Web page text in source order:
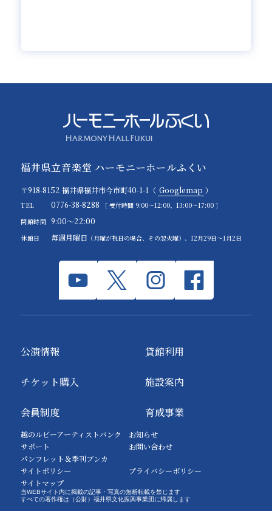
福井県立音楽堂 ハーモニーホールふくい
〒918-8152 福井県福井市今市町40-1-1（ Googlemap ）
TEL 0776-38-8288
［ 受付時間 9:00～12:00、13:00～17:00 ］
開館時間 9:00～22:00
休館日 毎週月曜日 （月曜が祝日の場合、その翌火曜）、12月29日～1月2日
公演情報
チケット購入
会員制度
貸館利用
施設案内
育成事業
越のルビーアーティストバンク
サポート
パンフレット＆季刊ブンカ
お知らせ
お問い合わせ
サイトポリシー
プライバシーポリシー
サイトマップ
当WEBサイト内に掲載の記事・写真の無断転載を禁じます
すべての著作権は（公財）福井県文化振興事業団に帰属します